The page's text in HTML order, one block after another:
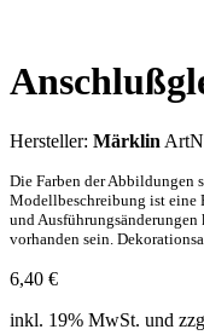
Hersteller: Märklin
Die Farben der Abbildungen
Modellbeschreibung ist eine
und
vorhanden sein.
6,40 €
inkl. 19% MwSt. und